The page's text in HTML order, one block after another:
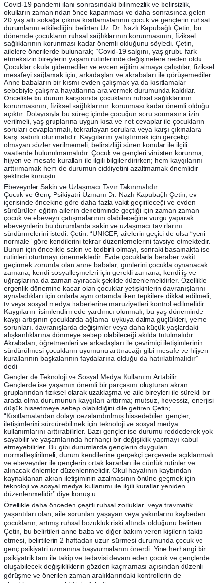
Covid-19 pandemi ilanı sonrasındaki bilinmezlik ve belirsizlik,
okulların zamanından önce kapanması ve daha sonrasında gelen
20 yaş altı sokağa çıkma kısıtlamalarının çocuk ve gençlerin ruhsal
durumlarını etkilediğini belirten Uz. Dr. Nazlı Kapubağlı Çetin, bu
dönemde çocukların ruhsal sağlıklarının korunmasının, fiziksel
sağlıklarının korunması kadar önemli olduğunu söyledi. Çetin,
ailelere önerilerde bulunarak; “Covid-19 salgını, yaş grubu fark
etmeksizin bireylerin yaşam rutinlerinde değişmelere neden oldu.
Çocuklar okula gidemediler ve evden eğitim almaya çalıştılar, fiziksel
mesafeyi sağlamak için, arkadaşları ve akrabaları ile görüşemediler.
Anne babaların bir kısmı evden çalışmak ya da kısıtlamalar
sebebiyle çalışma hayatlarına ara vermek durumunda kaldılar.
Öncelikle bu durum karşısında çocukların ruhsal sağlıklarının
korunmasının, fiziksel sağlıklarının korunması kadar önemli olduğu
açıktır. Dolayısıyla bu süreç içinde çocuğun soru sormasına izin
verilmeli, yaş gruplarına uygun kısa ve net cevaplar ile çocukların
soruları cevaplanmalı, tekrarlayan sorulara veya karşı çıkmalara
karşı sabırlı olunmalıdır. Kaygılarını yatıştırmak için gerçekçi
olmayan sözler verilmemeli, belirsizliği süren konular ile ilgili
vaatlerde bulunulmamalıdır. Çocuk ve gençleri virüsten korunma,
hijyen ve mesafe kuralları ile ilgili bilgilendirirken; hem kaygılarını
arttırmamak hem de durumun ciddiyetini azaltmamak önemlidir”
şeklinde konuştu.
Ebeveynler Sakin ve Uzlaşmacı Tavır Takınmalıdır
Çocuk ve Genç Psikiyatri Uzmanı Dr. Nazlı Kapubağlı Çetin, ev
içerisinde öncekine göre daha fazla vakit geçirileceği ve evden
sürdürülen eğitim ailenin denetiminde geçtiği için zaman zaman
çocuk ve ebeveyn çatışmalarının olabileceğine vurgu yaparak
ebeveynlerin bu durumlarda sakin ve uzlaşmacı tavırlarını
sürdürmelerini istedi. Çetin: “UNICEF, ailelerin geçici de olsa “yeni
normale” göre kendilerini tekrar düzenlemelerini tavsiye etmektedir.
Bunun için öncelikle sakin ve tedbirli olmayı, sonraki basamakta ise
rutinleri oturtmayı önermektedir. Evde çocuklarla beraber vakit
geçirmek zorunda olan anne babalar, günlerini çocukla oynanacak
zamana, kendi sosyalleşmeleri için gerekli zamana, kendi iş ve
uğraşlarına da zaman ayıracak şekilde düzenlemelidirler. Özellikle
ergenlik dönemine kadar olan çocuklar yetişkinlerin davranışlarını
aynaladıkları için onlarla aynı ortamda iken tepkilere dikkat edilmeli,
tv veya sosyal medya haberlerine maruziyetleri kontrol edilmelidir.
Kaygılarını isimlendirmede yardımcı olunmalı, bu yaş döneminde
kaygı artışının çocuklarda ağlama, uykuya dalma güçlükleri, yeme
sorunları, davranışlarda değişimler veya daha küçük yaşlardaki
alışkanlıklarına dönmeye sebep olabileceği akılda tutulmalıdır.
Akrabaları, öğretmenleri ve arkadaşları ile çevrimiçi iletişimlerinin
sürdürülmesi çocukların uyumunu arttıracağı gibi mesafe ve hijyen
kurallarının başkalarının faydalarına olduğu da hatırlatılmalıdır”
dedi.
Gençler de Teknoloji ve Sosyal Medya Kullanımı Artabilir
Gençlerde ise yaşamın önemli bir parçasını oluşturan akran
gruplarından fiziksel olarak uzaklaşma ve aile bireyleri ile sürekli bir
arada olma durumunun kaygıları arttırma; mutsuz, hevessiz, enerjisi
düşük hissetmeye sebep olabildiğini dile getiren Çetin;
“Kısıtlamalardan dolayı cezalandırılmış hissedebilen gençler,
iletişimlerini sürdürebilmek için teknoloji ve sosyal medya
kullanımlarını arttırabilirler. Bazı gençler ise durumu reddederek yok
sayabilir ve yaşamlarında herhangi bir değişiklik yapmayı kabul
etmeyebilirler. Bu gibi durumlarda gençlerin duyguları
normalleştirilmeli, durum kendilerine gerçekçi çerçevede açıklanmalı
ve ebeveynler ile gençlerin ortak kararları ile günlük rutinler ve
alınacak önlemler düzenlenmelidir. Okul hayatının kaybından
kaynaklanan akran iletişiminin azalmasının önüne geçmek için
teknoloji ve sosyal medya kullanımı ile ilgili kurallar yeniden
düzenlenmelidir” diye konuştu.
Özellikle daha önceden çeşitli ruhsal zorlukları veya travmatik
yaşantıları olan, aile sorunları yaşayan veya yakınlarını kaybeden
çocukların, artmış ruhsal bozukluk riski altında olduğunu belirten
Çetin, bu belirtileri anne baba ve diğer bakım veren kişilerin takip
etmesi, belirtilerin 2 haftadan uzun sürmesi durumunda çocuk ve
genç psikiyatri uzmanına başvurmalarını önerdi. Yine herhangi bir
psikiyatrik tanı ile takip ve tedavisi devam eden çocuk ve gençlerde
oluşabilecek değişikliklerin gözden kaçmaması açısından düzenli
görüşme ve önerilen zaman aralıklarındaki kontrollerin de